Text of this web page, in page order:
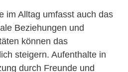
im Alltag umfasst auch das
Beziehungen und
können das
steigern. Aufenthalte in
durch Freunde und